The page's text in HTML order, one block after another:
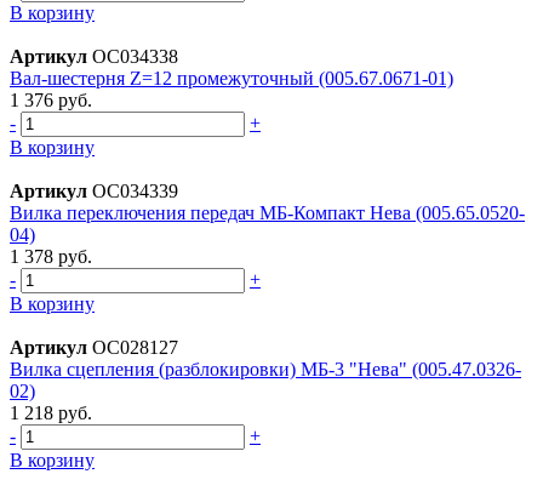
В корзину
Артикул ОС034338
Вал-шестерня Z=12 промежуточный (005.67.0671-01)
1 376 руб.
-
+
В корзину
Артикул ОС034339
Вилка переключения передач МБ-Компакт Нева (005.65.0520-
04)
1 378 руб.
-
+
В корзину
Артикул ОС028127
Вилка сцепления (разблокировки) МБ-3 "Нева" (005.47.0326-
02)
1 218 руб.
-
+
В корзину